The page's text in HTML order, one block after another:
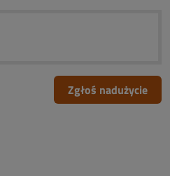
Zgłoś nadużycie